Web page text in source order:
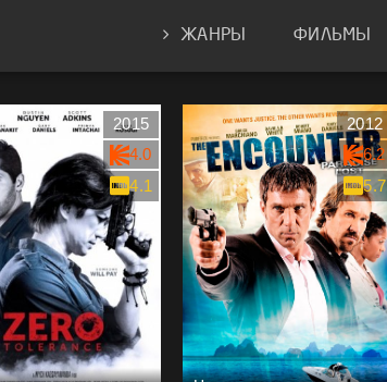
ЖАНРЫ ФИЛЬМЫ
2015
4.0
4.1
2012
6.2
5.7